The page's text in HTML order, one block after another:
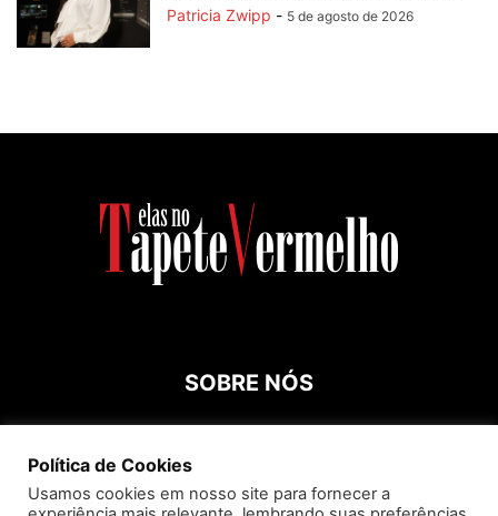
Patricia Zwipp - 5 de agosto de 2026
SOBRE NÓS
Contato:
Política de Cookies
Usamos cookies em nosso site para fornecer a